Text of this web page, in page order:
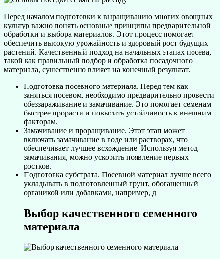
Перед началом подготовки к выращиванию многих овощных
культур важно понять основные принципы предварительной
обработки и выбора материалов. Этот процесс помогает
обеспечить высокую урожайность и здоровый рост будущих
растений. Качественный подход на начальных этапах посева,
такой как правильный подбор и обработка посадочного
материала, существенно влияет на конечный результат.
Подготовка посевного материала. Перед тем как
заняться посевом, необходимо предварительно провести
обеззараживание и замачивание. Это помогает семенам
быстрее прорасти и повысить устойчивость к внешним
факторам.
Замачивание и проращивание. Этот этап может
включать замачивание в воде или растворах, что
обеспечивает лучшее всхождение. Используя метод
замачивания, можно ускорить появление первых
ростков.
Подготовка субстрата. Посевной материал лучше всего
укладывать в подготовленный грунт, обогащенный
органикой или добавками, например, д
Выбор качественного семенного
материала